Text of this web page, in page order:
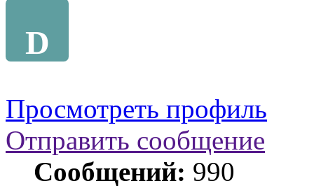
D
Просмотреть профиль
Отправить сообщение
Сообщений: 990